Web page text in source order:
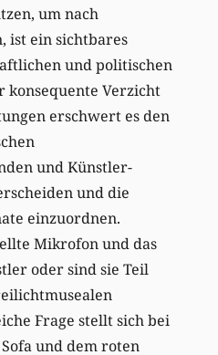
um nach
ist ein sichtbares
und politischen
konsequente Verzicht
erschwert es den
und Künstler-
und die
einzuordnen.
Mikrofon und das
oder sind sie Teil
Frage stellt sich bei
und dem roten